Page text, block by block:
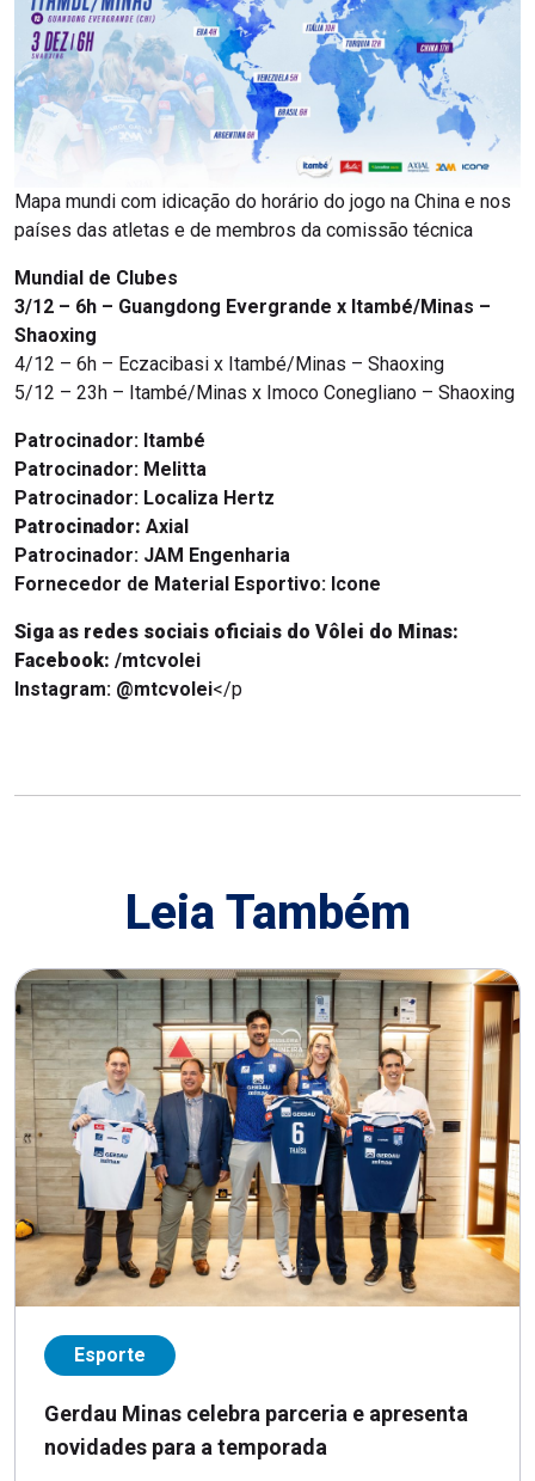
Mapa mundi com idicação do horário do jogo na China e nos
países das atletas e de membros da comissão técnica
Mundial de Clubes
3/12 – 6h – Guangdong Evergrande x Itambé/Minas –
Shaoxing
4/12 – 6h – Eczacibasi x Itambé/Minas – Shaoxing
5/12 – 23h – Itambé/Minas x Imoco Conegliano – Shaoxing
Patrocinador: Itambé
Patrocinador: Melitta
Patrocinador: Localiza Hertz
Patrocinador: Axial
Patrocinador: JAM Engenharia
Fornecedor de Material Esportivo: Icone
Siga as redes sociais oficiais do Vôlei do Minas:
Facebook: /mtcvolei
Instagram: @mtcvolei</p
Leia Também
Esporte
Gerdau Minas celebra parceria e apresenta
novidades para a temporada